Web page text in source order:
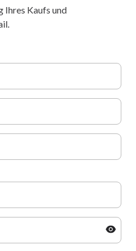
Ihres Kaufs und